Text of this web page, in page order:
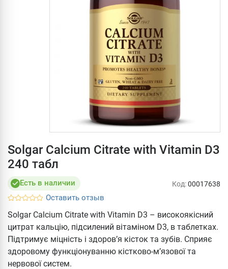
Solgar Calcium Citrate with Vitamin D3
240 табл
Есть в наличии
Оставить отзыв
Код:00017638
Solgar Calcium Citrate with Vitamin D3 – високоякісний
цитрат кальцію, підсилений вітаміном D3, в таблетках.
Підтримує міцність і здоров’я кісток та зубів. Сприяє
здоровому функціонуванню кістково-м’язової та
нервової систем.